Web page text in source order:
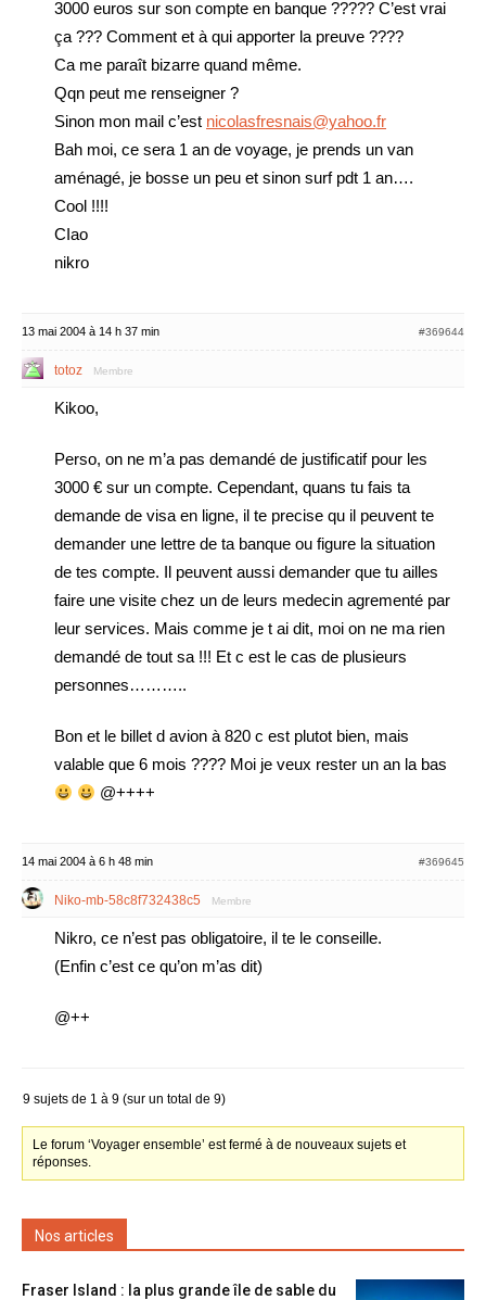
3000 euros sur son compte en banque ????? C’est vrai
ça ??? Comment et à qui apporter la preuve ????
Ca me paraît bizarre quand même.
Qqn peut me renseigner ?
Sinon mon mail c’est nicolasfresnais@yahoo.fr
Bah moi, ce sera 1 an de voyage, je prends un van
aménagé, je bosse un peu et sinon surf pdt 1 an….
Cool !!!!
CIao
nikro
13 mai 2004 à 14 h 37 min #369644
totoz Membre
Kikoo,
Perso, on ne m’a pas demandé de justificatif pour les
3000 € sur un compte. Cependant, quans tu fais ta
demande de visa en ligne, il te precise qu il peuvent te
demander une lettre de ta banque ou figure la situation
de tes compte. Il peuvent aussi demander que tu ailles
faire une visite chez un de leurs medecin agrementé par
leur services. Mais comme je t ai dit, moi on ne ma rien
demandé de tout sa !!! Et c est le cas de plusieurs
personnes………..
Bon et le billet d avion à 820 c est plutot bien, mais
valable que 6 mois ???? Moi je veux rester un an la bas
@++++
14 mai 2004 à 6 h 48 min #369645
Niko-mb-58c8f732438c5 Membre
Nikro, ce n’est pas obligatoire, il te le conseille.
(Enfin c’est ce qu’on m’as dit)
@++
9 sujets de 1 à 9 (sur un total de 9)
Le forum ‘Voyager ensemble’ est fermé à de nouveaux sujets et
réponses.
Nos articles
Fraser Island : la plus grande île de sable du